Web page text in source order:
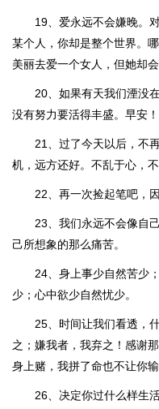
19、爱永远不会嫌晚。
某个人，你却是整个世界。
美丽去爱一个女人，但她却
20、如果有天我们湮没
没有努力要活得丰盛。早安！
21、过了今天以后，不
机，远方还好。不乱于心，
22、再一次捡起笔吧，
23、我们永远不会像自
己所想象的那么痛苦。
24、身上事少自然苦少
少；心中欲少自然忧少。
25、时间让我们看透，
之；嫌我者，我弃之！感谢
身上赌，我拼了命也不让你输
26、决定你过什么样生